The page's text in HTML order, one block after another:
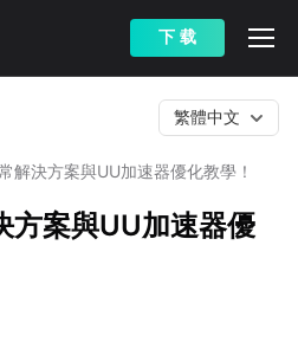
下 载
解決方案與UU加速器優化教學！
繁體中文
方案與UU加速器優